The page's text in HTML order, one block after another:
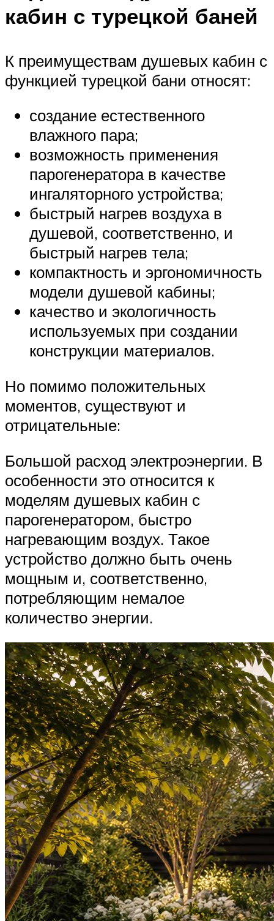
кабин с турецкой баней
К преимуществам душевых кабин с
функцией турецкой бани относят:
создание естественного
влажного пара;
возможность применения
парогенератора в качестве
ингаляторного устройства;
быстрый нагрев воздуха в
душевой, соответственно, и
быстрый нагрев тела;
компактность и эргономичность
модели душевой кабины;
качество и экологичность
используемых при создании
конструкции материалов.
Но помимо положительных
моментов, существуют и
отрицательные:
Большой расход электроэнергии. В
особенности это относится к
моделям душевых кабин с
парогенератором, быстро
нагревающим воздух. Такое
устройство должно быть очень
мощным и, соответственно,
потребляющим немалое
количество энергии.